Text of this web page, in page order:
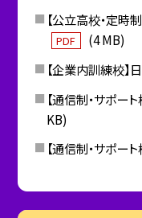
【公立高校・定時
PDF
(4 MB)
【企業内訓練校
【通信制・サポー
KB)
【通信制・サポー